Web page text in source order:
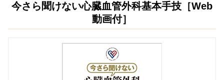
今さら聞けない心臓血管外科基本手技［Web
動画付］